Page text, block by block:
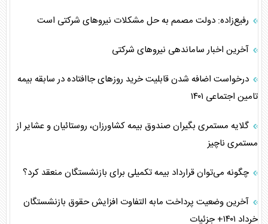
رفیع‌زاده: دولت مصمم به حل مشکلات نیروهای شرکتی است
آخرین اخبار ساماندهی نیروهای شرکتی
درخواست اضافه شدن قابلیت خرید روز‌های جاافتاده در سابقه بیمه
تامین اجتماعی ۱۴۰۱
گلایه مستمری بگیران صندوق بیمه کشاورزان، روستائیان و عشایر از
مستمری ناچیز
چگونه می‌توان قرارداد بیمه تکمیلی برای بازنشستگان منعقد کرد؟
آخرین وضعیت پرداخت مابه التفاوت افزایش حقوق بازنشستگان
خرداد ۱۴۰۱+ جزئیات